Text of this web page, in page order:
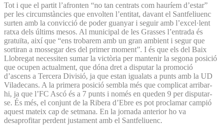
Tot i que el partit l’afronten “no tan centrats com hauríem d’estar”
per les circumstàncies que envolten l’entitat, davant el Santfeliuenc
surten amb la convicció de poder guanyar i seguir amb l’excel·lent
ratxa dels últims mesos. Al municipal de les Grasses l’entrada és
gratuïta, així que “ens trobarem amb un gran ambient i segur que
sortiran a mossegar des del primer moment”. I és que els del Baix
Llobregat necessiten sumar la victòria per mantenir la segona posició
que ocupen actualment, que dóna dret a disputar la promoció
d’ascens a Tercera Divisió, ja que estan igualats a punts amb la UD
Viladecans. A la primera posició sembla més que complicat arribar-
hi, ja que l’FC Ascó és a 7 punts i només en queden 9 per disputar-
se. És més, el conjunt de la Ribera d’Ebre es pot proclamar campió
aquest mateix cap de setmana. En la jornada anterior ho va
desaprofitar perdent justament amb el Santfeliuenc.